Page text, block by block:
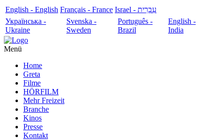
English - English Français - France
עִבְרִית - Israel
Українська -
Ukraine
Svenska -
Sweden
Português -
Brazil
English -
India
Menü
Home
Greta
Filme
HÖRFILM
Mehr Freizeit
Branche
Kinos
Presse
Kontakt